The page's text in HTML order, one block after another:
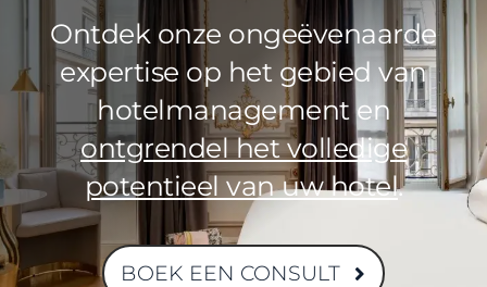
Ontdek onze ongeëvenaarde
expertise op het gebied van
hotelmanagement en
ontgrendel het volledige
potentieel van uw hotel.
BOEK EEN CONSULT